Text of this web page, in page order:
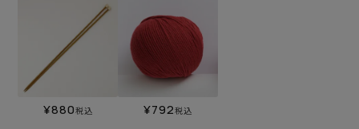
¥880税込 ¥792税込